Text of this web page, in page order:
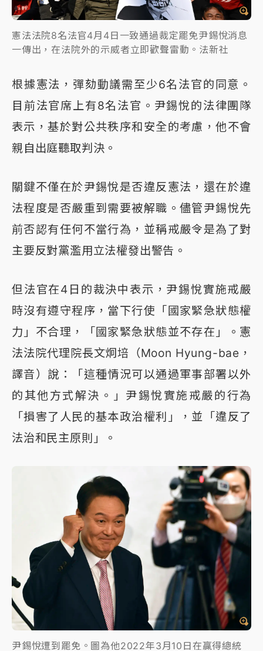
憲法法院8名法官4月4日一致通過裁定罷免尹錫悅消息
一傳出，在法院外的示威者立即歡聲雷動。法新社
根據憲法，彈劾動議需至少6名法官的同意。
目前法官席上有8名法官。尹錫悅的法律團隊
表示，基於對公共秩序和安全的考慮，他不會
親自出庭聽取判決。
關鍵不僅在於尹錫悅是否違反憲法，還在於違
法程度是否嚴重到需要被解職。儘管尹錫悅先
前否認有任何不當行為，並稱戒嚴令是為了對
主要反對黨濫用立法權發出警告。
但法官在4日的裁決中表示，尹錫悅實施戒嚴
時沒有遵守程序，當下行使「國家緊急狀態權
力」不合理，「國家緊急狀態並不存在」。憲
法法院代理院長文炯培（Moon Hyung-bae，
譯音）說：「這種情況可以通過軍事部署以外
的其他方式解決。」尹錫悅實施戒嚴的行為
「損害了人民的基本政治權利」，並「違反了
法治和民主原則」。
尹錫悅遭到罷免。圖為他2022年3月10日在贏得總統